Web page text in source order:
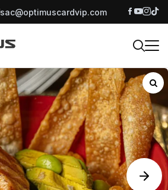
sac@optimuscardvip.com